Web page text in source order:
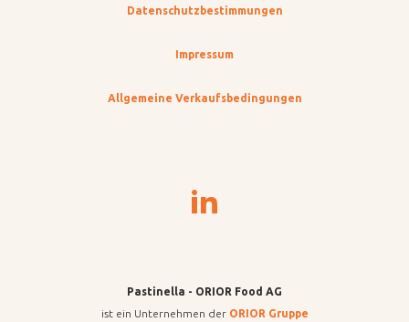
Datenschutzbestimmungen
Impressum
Allgemeine Verkaufsbedingungen
Pastinella - ORIOR Food AG
ist ein Unternehmen der ORIOR Gruppe